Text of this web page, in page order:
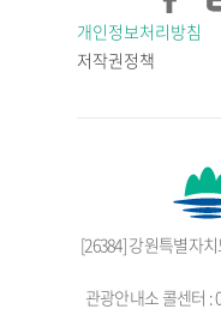
개인정보처리방침
저작권정책
[26384] 강원특별자
관광안내소 콜센터 :